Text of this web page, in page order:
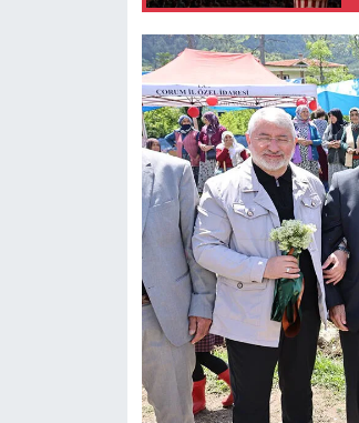
Yayla Haber
Yemek Tarifleri
Yerel Haberler